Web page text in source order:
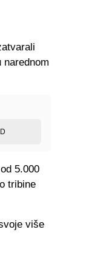
5.000
tribine
više